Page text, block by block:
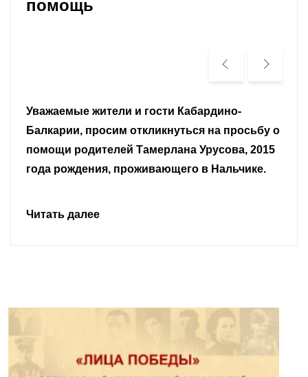
помощь
Уважаемые земляки и все неравнодушные
граждане.
Читать далее